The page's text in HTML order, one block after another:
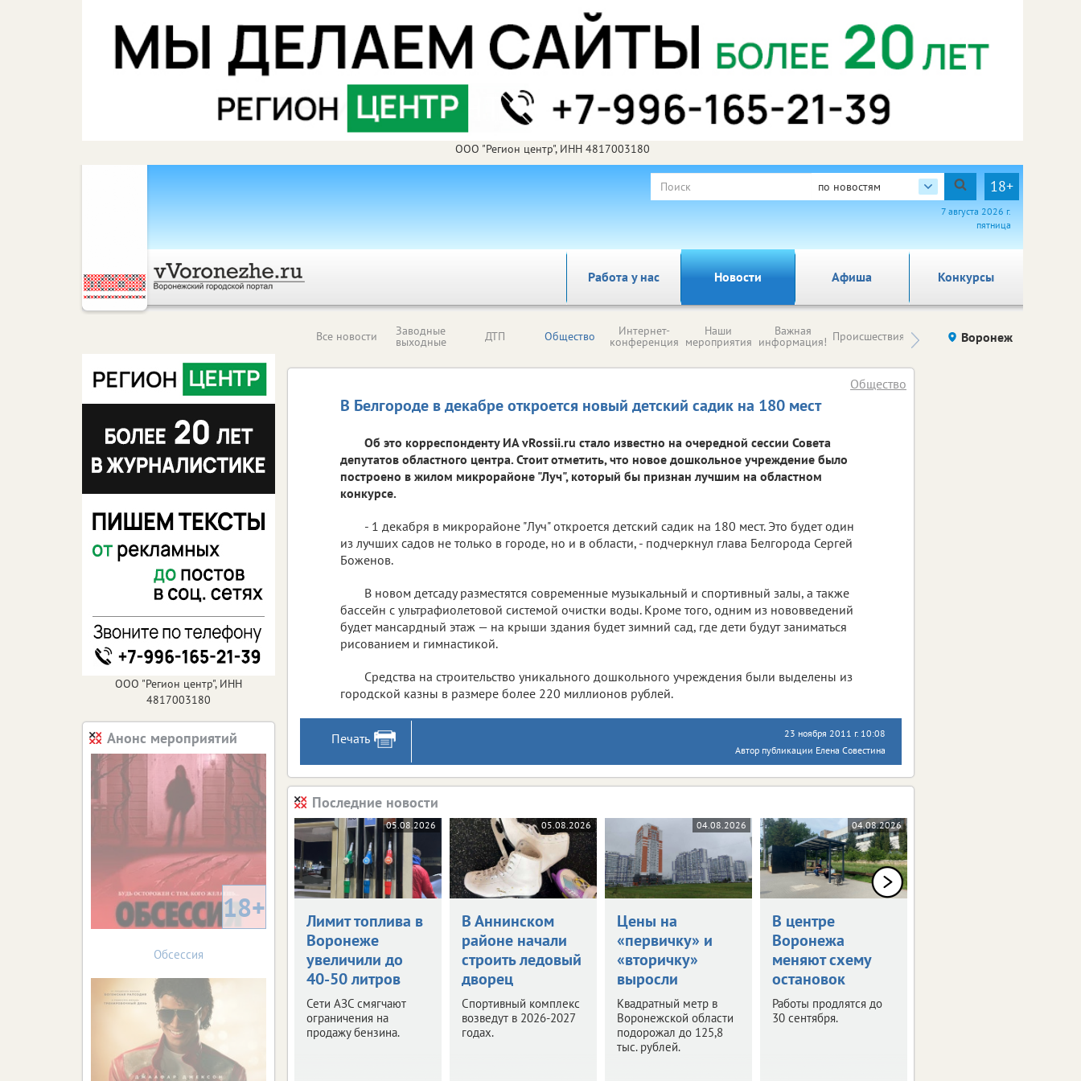
ООО "Регион центр", ИНН 4817003180
по новостям 18+
7 августа 2026 г.
пятница
Работа у нас Новости Афиша Конкурсы
Все новости Заводные
выходные ДТП Общество Интернет-
конференция
Наши
мероприятия
Важная
информация! Происшествия Здоровье компаний (на
Воронеж
В Белгороде в декабре откроется новый детский садик на 180 мест
Общество
Об это корреспонденту ИА vRossii.ru стало известно на очередной сессии Совета
депутатов областного центра. Стоит отметить, что новое дошкольное учреждение было
построено в жилом микрорайоне "Луч", который бы признан лучшим на областном
конкурсе.
- 1 декабря в микрорайоне "Луч" откроется детский садик на 180 мест. Это будет один
из лучших садов не только в городе, но и в области, - подчеркнул глава Белгорода Сергей
Боженов.
В новом детсаду разместятся современные музыкальный и спортивный залы, а также
бассейн с ультрафиолетовой системой очистки воды. Кроме того, одним из нововведений
будет мансардный этаж — на крыши здания будет зимний сад, где дети будут заниматься
рисованием и гимнастикой.
Средства на строительство уникального дошкольного учреждения были выделены из
городской казны в размере более 220 миллионов рублей.
Печать
23 ноября 2011 г. 10:08
Автор публикации Елена Совестина
Последние новости
05.08.2026
Лимит топлива в
Воронеже
увеличили до
40-50 литров
Сети АЗС смягчают
ограничения на
продажу бензина.
05.08.2026
В Аннинском
районе начали
строить ледовый
дворец
Спортивный комплекс
возведут в 2026-2027
годах.
04.08.2026
Цены на
«первичку» и
«вторичку»
выросли
Квадратный метр в
Воронежской области
подорожал до 125,8
тыс. рублей.
04.08.2026
В центре
Воронежа
меняют схему
остановок
Работы продлятся до
30 сентября.
ООО "Регион центр", ИНН
4817003180
Анонс мероприятий
18+
Обсессия